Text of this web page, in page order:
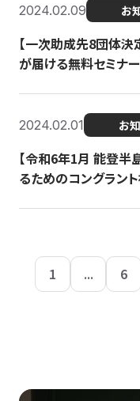
2024.02.09 お
【一次助成先8団体決
が届ける無料セミナ
2024.02.01 お
【令和6年1月 能登半
るためのコングラン
1 ... 6